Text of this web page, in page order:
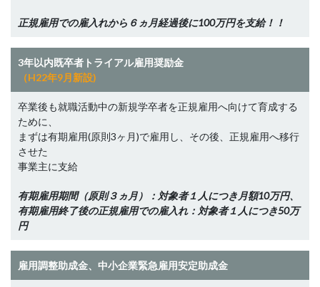
正規雇用での雇入れから６ヵ月経過後に100万円を支給！！
3年以内既卒者トライアル雇用奨励金
（H22年9月新設)
卒業後も就職活動中の新規学卒者を正規雇用へ向けて育成する
ために、
まずは有期雇用(原則3ヶ月)で雇用し、その後、正規雇用へ移行
させた
事業主に支給
有期雇用期間（原則３ヵ月）：対象者１人につき月額10万円、
有期雇用終了後の正規雇用での雇入れ：対象者１人につき50万
円
雇用調整助成金、中小企業緊急雇用安定助成金